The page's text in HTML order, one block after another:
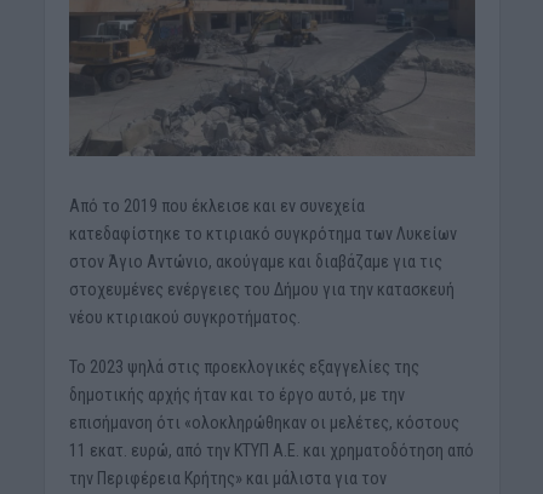
Από το 2019 που έκλεισε και εν συνεχεία
κατεδαφίστηκε το κτιριακό συγκρότημα των Λυκείων
στον Άγιο Αντώνιο, ακούγαμε και διαβάζαμε για τις
στοχευμένες ενέργειες του Δήμου για την κατασκευή
νέου κτιριακού συγκροτήματος.
Το 2023 ψηλά στις προεκλογικές εξαγγελίες της
δημοτικής αρχής ήταν και το έργο αυτό, με την
επισήμανση ότι «ολοκληρώθηκαν οι μελέτες, κόστους
11 εκατ. ευρώ, από την ΚΤΥΠ Α.Ε. και χρηματοδότηση από
την Περιφέρεια Κρήτης» και μάλιστα για τον